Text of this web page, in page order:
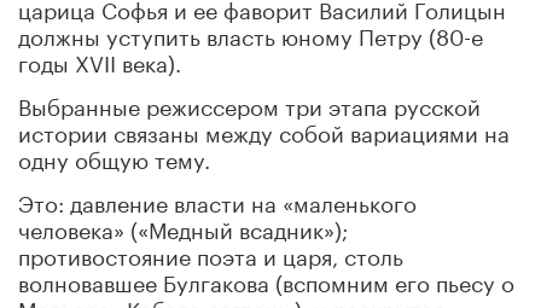
царица Софья и ее фаворит Василий Голицын
должны уступить власть юному Петру (80-е
годы XVII века).
Выбранные режиссером три этапа русской
истории связаны между собой вариациями на
одну общую тему.
Это: давление власти на «маленького
человека» («Медный всадник»);
противостояние поэта и царя, столь
волновавшее Булгакова (вспомним его пьесу о